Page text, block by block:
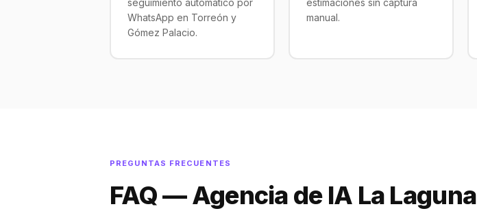
WhatsApp en Torreón y
Gómez Palacio.
manual.
PREGUNTAS FRECUENTES
FAQ — Agencia de IA La Laguna